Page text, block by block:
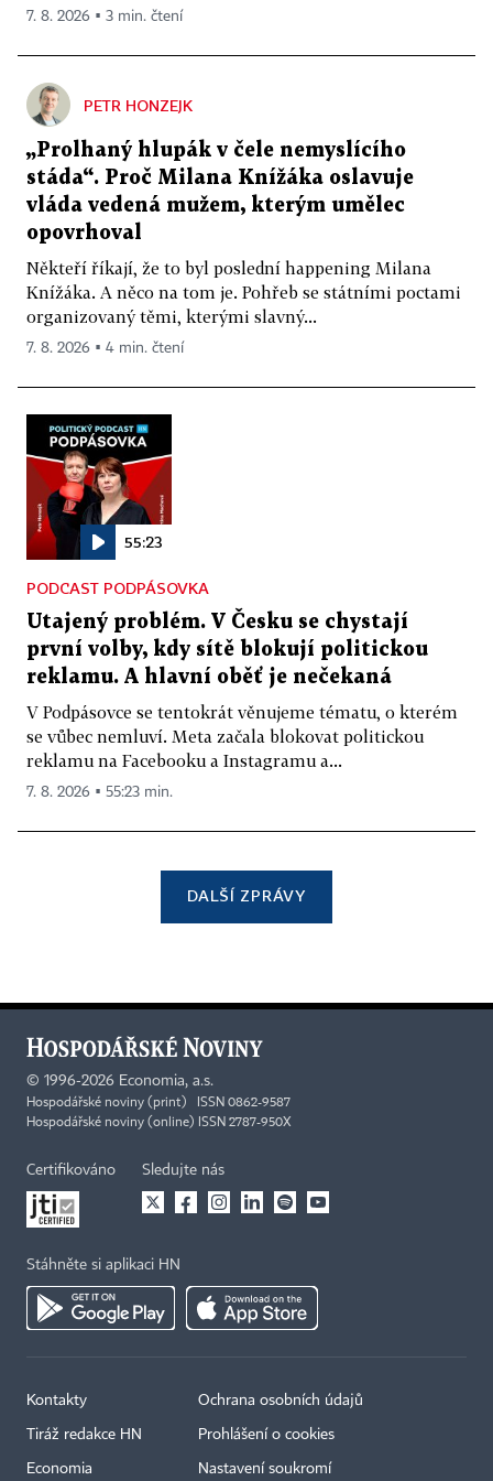
7. 8. 2026 ▪ 3 min. čtení
PETR HONZEJK
„Prolhaný hlupák v čele nemyslícího
stáda“. Proč Milana Knížáka oslavuje
vláda vedená mužem, kterým umělec
opovrhoval
Někteří říkají, že to byl poslední happening Milana
Knížáka. A něco na tom je. Pohřeb se státními poctami
organizovaný těmi, kterými slavný...
7. 8. 2026 ▪ 4 min. čtení
55:23
PODCAST PODPÁSOVKA
Utajený problém. V Česku se chystají
první volby, kdy sítě blokují politickou
reklamu. A hlavní oběť je nečekaná
V Podpásovce se tentokrát věnujeme tématu, o kterém
se vůbec nemluví. Meta začala blokovat politickou
reklamu na Facebooku a Instagramu a...
7. 8. 2026 ▪ 55:23 min.
DALŠÍ ZPRÁVY
© 1996-2026 Economia, a.s.
Hospodářské noviny (print) ISSN 0862-9587
Hospodářské noviny (online) ISSN 2787-950X
Certifikováno Sledujte nás
Stáhněte si aplikaci HN
Kontakty
Tiráž redakce HN
Economia
Ochrana osobních údajů
Prohlášení o cookies
Nastavení soukromí